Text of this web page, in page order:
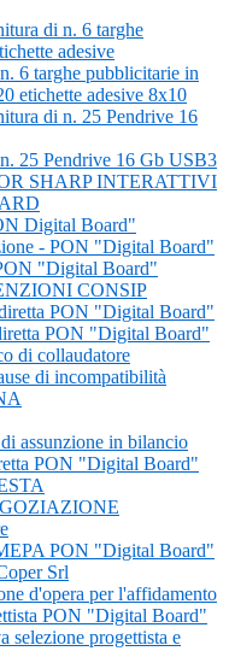
di n. 6 targhe
adesive
6 targhe pubblicitarie in
etichette adesive 8x10
di n. 25 Pendrive 16
25 Pendrive 16 Gb USB3
SHARP INTERATTIVI
Digital Board"
- PON "Digital Board"
"Digital Board"
CONSIP
PON "Digital Board"
PON "Digital Board"
di collaudatore
di incompatibilità
assunzione in bilancio
PON "Digital Board"
PON "Digital Board"
Srl
d'opera per l'affidamento
PON "Digital Board"
selezione progettista e